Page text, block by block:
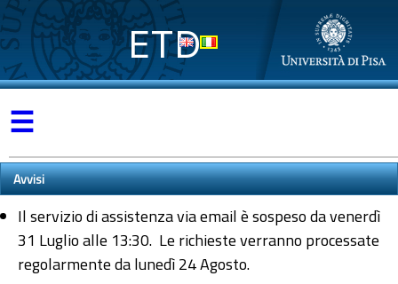
ETD
☰
Avvisi
Il servizio di assistenza via email è sospeso da venerdì
31 Luglio alle 13:30. Le richieste verranno processate
regolarmente da lunedì 24 Agosto.